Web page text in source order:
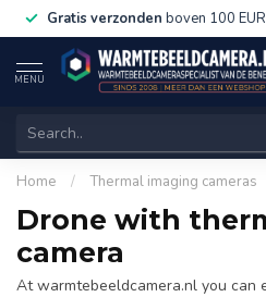
Gratis verzonden boven 100 EUR
MENU
Home / Thermal imaging cameras
Drone with
camera
At warmtebeeldcamera.nl you can